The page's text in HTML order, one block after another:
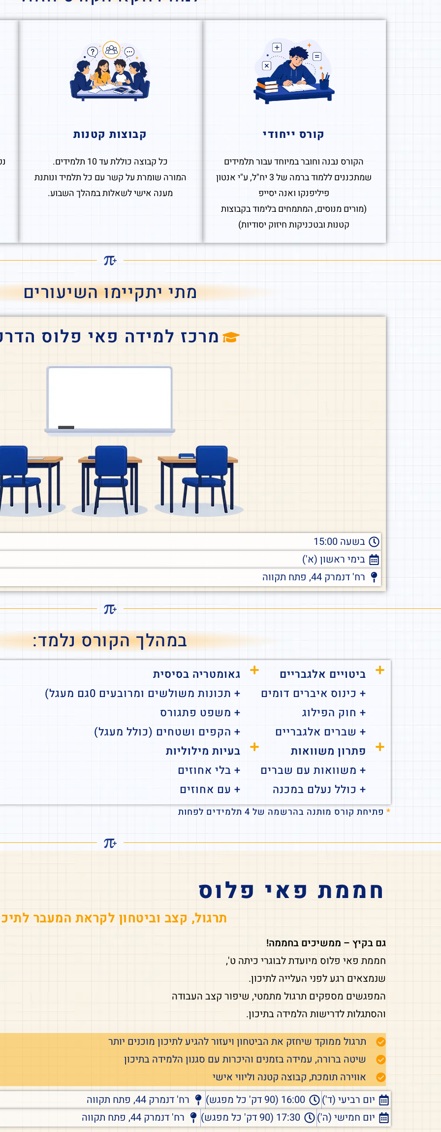
קורס ייחודי
הקורס נבנה וחובר במיוחד עבור תלמידים
שמתכננים ללמוד ברמה של 3 יח"ל, ע"י אנטון
פיליפנקו ואנה יסייפ
(מורים מנוסים, המתמחים בלימוד בקבוצות
קטנות ובטכניקות חיזוק יסודיות)
קבוצות קטנות
כל קבוצה כוללת עד 10 תלמידים.
המורה שומרת על קשר עם כל תלמיד ונותנת
מענה אישי לשאלות במהלך השבוע.
מתי יתקיימו השיעורים
מרכז למידה פאי פלוס
בשעה 15:00
בימי ראשון (א')
רח' דנמרק 44, פתח תקווה
במהלך הקורס נלמד:
ביטויים אלגבריים
+ כינוס איברים דומים
+ חוק הפילוג
+ שברים אלגבריים
פתרון משוואות
+ משוואות עם שברים
+ כולל נעלם במכנה
גאומטריה בסיסית
+ תכונות משולשים ומרובעים 0גם מעגל)
+ משפט פתגורס
+ הקפים ושטחים (כולל מעגל)
בעיות מילוליות
+ בלי אחוזים
+ עם אחוזים
* פתיחת קורס מותנה בהרשמה של 4 תלמידים לפחות
חממת פאי פלוס
תרגול, קצב וביטחון לקראת המעבר
גם בקיץ – ממשיכים בחממה!
חממת פאי פלוס מיועדת לבוגרי כיתה ט',
שנמצאים רגע לפני העלייה לתיכון.
המפגשים מספקים תרגול מתמטי, שיפור קצב העבודה
והסתגלות לדרישות הלמידה בתיכון.
תרגול ממוקד שיחזק את הביטחון ויעזור להגיע לתיכון מוכנים יותר
שיטה ברורה, עמידה בזמנים והיכרות עם סגנון הלמידה בתיכון
אווירה תומכת, קבוצה קטנה וליווי אישי
יום רביעי (ד')
16:00 (90 דק' כל מפגש)
רח' דנמרק 44, פתח תקווה
יום חמישי (ה')
17:30 (90 דק' כל מפגש) רח' דנמרק 44, פתח תקווה